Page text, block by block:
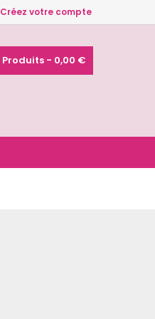
Créez votre compte
Produits - 0,00 €